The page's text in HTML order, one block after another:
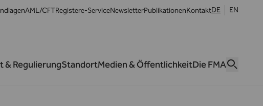
AML/CFTRegistere-ServiceNewsletterPublikationenKontaktDE EN
& RegulierungStandortMedien & ÖffentlichkeitDie FMA